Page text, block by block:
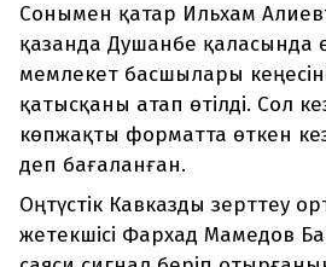
Сонымен қатар Ильхам
қазанда Душанбе қаласында
мемлекет басшылары
қатысқаны атап өтілді. Сол
көпжақты форматта өткен
деп бағаланған.
Оңтүстік Кавказды зерттеу
жетекшісі Фархад Мамедов